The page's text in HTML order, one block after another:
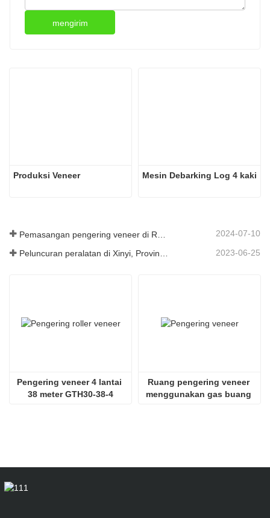
mengirim
Produksi Veneer Mesin Debarking Log 4 kaki
2024-07-10
2023-06-25
Pengering veneer 4 lantai
38 meter GTH30-38-4
Ruang pengering veneer
menggunakan gas buang